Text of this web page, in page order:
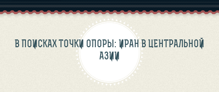
В ПОИСКАХ ТОЧКИ ОПОРЫ: ИРАН В ЦЕНТРАЛЬНОЙ
АЗИИ